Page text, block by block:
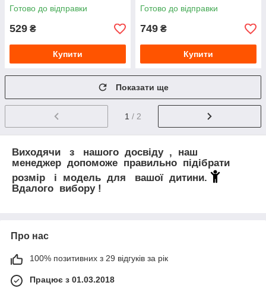
Готово до відправки
529 ₴
Купити
Готово до відправки
749 ₴
Купити
Показати ще
1 / 2
Виходячи з нашого досвіду , наш
менеджер допоможе правильно підібрати
розмір і модель для вашої дитини.
Вдалого вибору !
Про нас
100% позитивних з 29 відгуків за рік
Працює з 01.03.2018